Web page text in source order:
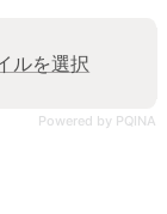
Powered by PQINA
ルを選択